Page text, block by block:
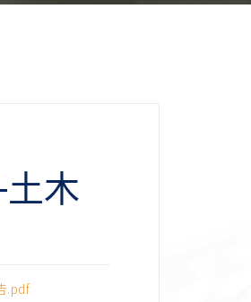
木
.pdf